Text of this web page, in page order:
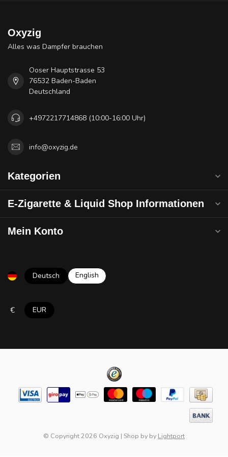
Oxyzig
Alles was Dampfer brauchen
Ooser Hauptstrasse 53
76532 Baden-Baden
Deutschland
+4972217714868 (10:00-16:00 Uhr)
info@oxyzig.de
Kategorien
E-Zigarette & Liquid Shop Informationen
Mein Konto
Deutsch English
€ EUR
© Copyright 2026 Oxyzig | Shop by by Lightport